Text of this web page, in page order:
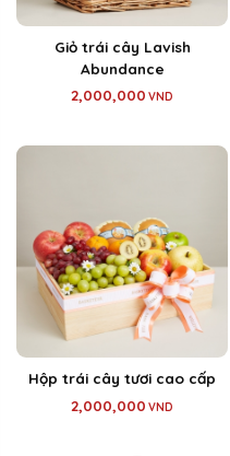
Giỏ trái cây Lavish
Abundance
2,000,000 VND
Hộp trái cây tươi cao cấp
2,000,000 VND